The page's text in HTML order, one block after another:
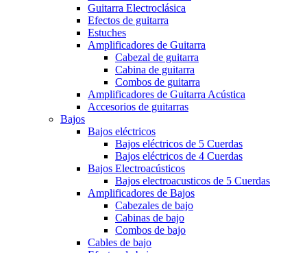
Guitarra Electroclásica
Efectos de guitarra
Estuches
Amplificadores de Guitarra
Cabezal de guitarra
Cabina de guitarra
Combos de guitarra
Amplificadores de Guitarra Acústica
Accesorios de guitarras
Bajos
Bajos eléctricos
Bajos eléctricos de 5 Cuerdas
Bajos eléctricos de 4 Cuerdas
Bajos Electroacústicos
Bajos electroacusticos de 5 Cuerdas
Amplificadores de Bajos
Cabezales de bajo
Cabinas de bajo
Combos de bajo
Cables de bajo